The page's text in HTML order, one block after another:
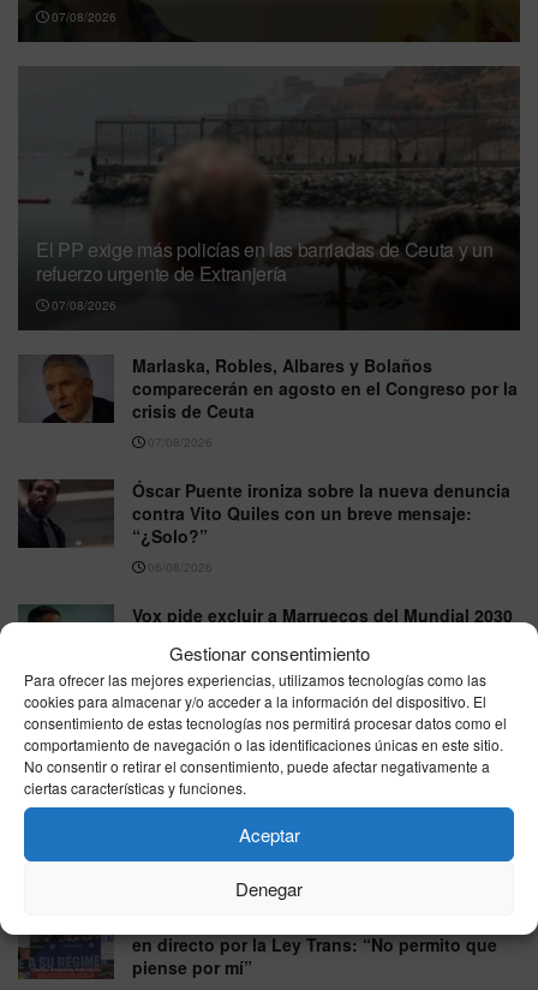
Gestionar consentimiento
Para ofrecer las mejores experiencias, utilizamos tecnologías como las
cookies para almacenar y/o acceder a la información del dispositivo. El
consentimiento de estas tecnologías nos permitirá procesar datos como el
comportamiento de navegación o las identificaciones únicas en este sitio.
No consentir o retirar el consentimiento, puede afectar negativamente a
ciertas características y funciones.
Aceptar
Denegar
07/08/2026
El PP exige más policías en las barriadas de Ceuta y un
refuerzo urgente de Extranjería
07/08/2026
Marlaska, Robles, Albares y Bolaños
comparecerán en agosto en el Congreso por la
crisis de Ceuta
07/08/2026
Óscar Puente ironiza sobre la nueva denuncia
contra Vito Quiles con un breve mensaje:
“¿Solo?”
06/08/2026
Vox pide excluir a Marruecos del Mundial 2030
El PP exige habilitar el Congreso y el Senado
en agosto por la crisis migratoria de Ceuta
06/08/2026
menores migrantes llegados a Ceuta
en directo por la Ley Trans: “No permito que
piense por mí”